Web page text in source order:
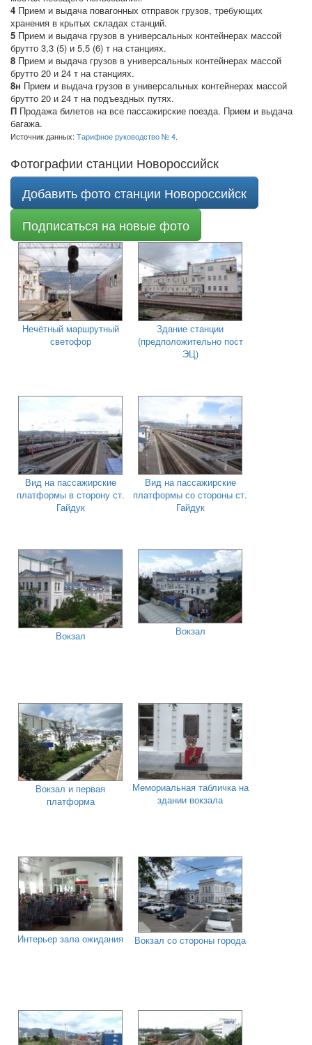
4 Прием и выдача повагонных отправок грузов, требующих
хранения в крытых складах станций.
5 Прием и выдача грузов в универсальных контейнерах массой
брутто 3,3 (5) и 5,5 (6) т на станциях.
8 Прием и выдача грузов в универсальных контейнерах массой
брутто 20 и 24 т на станциях.
8н Прием и выдача грузов в универсальных контейнерах массой
брутто 20 и 24 т на подъездных путях.
П Продажа билетов на все пассажирские поезда. Прием и выдача
багажа.
Источник данных: Тарифное руководство № 4.
Фотографии станции Новороссийск
Добавить фото станции Новороссийск
Подписаться на новые фото
Нечётный маршрутный
светофор
Здание станции
(предположительно пост
ЭЦ)
Вид на пассажирские
платформы в сторону ст.
Гайдук
Вид на пассажирские
платформы со стороны ст.
Гайдук
Вокзал Вокзал
Вокзал и первая
платформа
Мемориальная табличка на
здании вокзала
Интерьер зала ожидания Вокзал со стороны города